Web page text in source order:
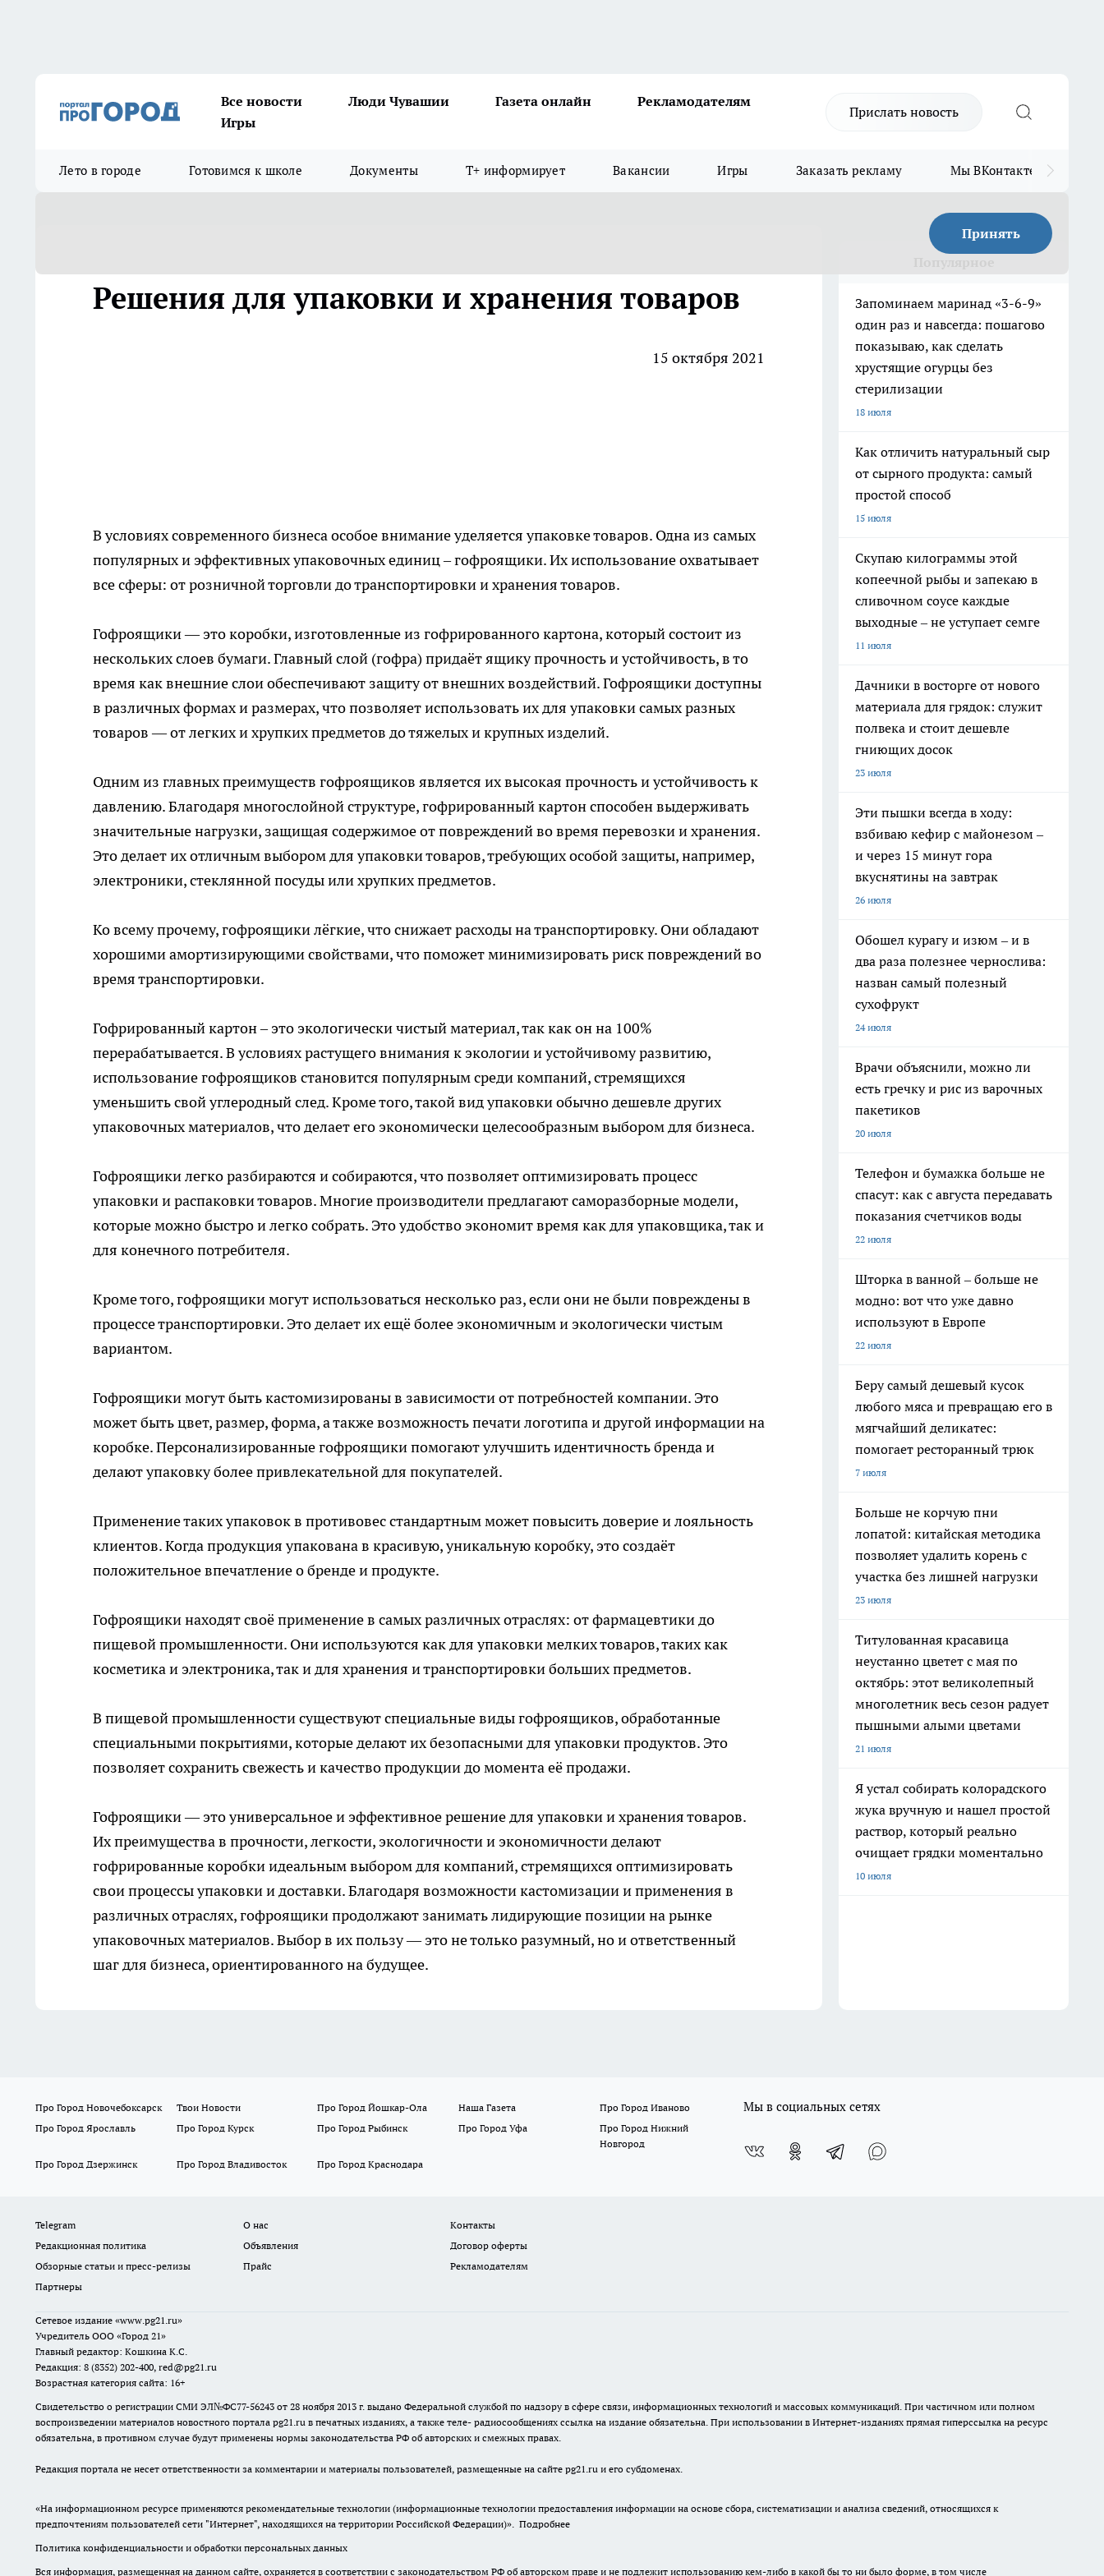
Все новости Люди Чувашии Газета онлайн
Рекламодателям
Игры
Прислать новость
Лето в городе Готовимся к школе Документы Т+ информирует Вакансии Игры Заказать рекламу Мы ВКонтакте
Принять
Решения для упаковки и хранения товаров
15 октября 2021
В условиях современного бизнеса особое внимание уделяется упаковке товаров. Одна из самых
популярных и эффективных упаковочных единиц – гофроящики. Их использование охватывает
все сферы: от розничной торговли до транспортировки и хранения товаров.
Гофроящики— это коробки, изготовленные из гофрированного картона, который состоит из
нескольких слоев бумаги. Главный слой (гофра) придаёт ящику прочность и устойчивость, в то
время как внешние слои обеспечивают защиту от внешних воздействий. Гофроящики доступны
в различных формах и размерах, что позволяет использовать их для упаковки самых разных
товаров — от легких и хрупких предметов до тяжелых и крупных изделий.
Одним из главных преимуществ гофроящиков является их высокая прочность и устойчивость к
давлению. Благодаря многослойной структуре, гофрированный картон способен выдерживать
значительные нагрузки, защищая содержимое от повреждений во время перевозки и хранения.
Это делает их отличным выбором для упаковки товаров, требующих особой защиты, например,
электроники, стеклянной посуды или хрупких предметов.
Ко всему прочему, гофроящики лёгкие, что снижает расходы на транспортировку. Они обладают
хорошими амортизирующими свойствами, что поможет минимизировать риск повреждений во
время транспортировки.
Гофрированный картон – это экологически чистый материал, так как он на 100%
перерабатывается. В условиях растущего внимания к экологии и устойчивому развитию,
использование гофроящиков становится популярным среди компаний, стремящихся
уменьшить свой углеродный след. Кроме того, такой вид упаковки обычно дешевле других
упаковочных материалов, что делает его экономически целесообразным выбором для бизнеса.
Гофроящики легко разбираются и собираются, что позволяет оптимизировать процесс
упаковки и распаковки товаров. Многие производители предлагают саморазборные модели,
которые можно быстро и легко собрать. Это удобство экономит время как для упаковщика, так и
для конечного потребителя.
Кроме того, гофроящики могут использоваться несколько раз, если они не были повреждены в
процессе транспортировки. Это делает их ещё более экономичным и экологически чистым
вариантом.
Гофроящики могут быть кастомизированы в зависимости от потребностей компании. Это
может быть цвет, размер, форма, а также возможность печати логотипа и другой информации на
коробке. Персонализированные гофроящики помогают улучшить идентичность бренда и
делают упаковку более привлекательной для покупателей.
Применение таких упаковок в противовес стандартным может повысить доверие и лояльность
клиентов. Когда продукция упакована в красивую, уникальную коробку, это создаёт
положительное впечатление о бренде и продукте.
Гофроящики находят своё применение в самых различных отраслях: от фармацевтики до
пищевой промышленности. Они используются как для упаковки мелких товаров, таких как
косметика и электроника, так и для хранения и транспортировки больших предметов.
В пищевой промышленности существуют специальные виды гофроящиков, обработанные
специальными покрытиями, которые делают их безопасными для упаковки продуктов. Это
позволяет сохранить свежесть и качество продукции до момента её продажи.
Гофроящики — это универсальное и эффективное решение для упаковки и хранения товаров.
Их преимущества в прочности, легкости, экологичности и экономичности делают
гофрированные коробки идеальным выбором для компаний, стремящихся оптимизировать
свои процессы упаковки и доставки. Благодаря возможности кастомизации и применения в
различных отраслях, гофроящики продолжают занимать лидирующие позиции на рынке
упаковочных материалов. Выбор в их пользу — это не только разумный, но и ответственный
шаг для бизнеса, ориентированного на будущее.
Запоминаем маринад «3-6-9»
один раз и навсегда: пошагово
показываю, как сделать
хрустящие огурцы без
стерилизации
18 июля
Как отличить натуральный сыр
от сырного продукта: самый
простой способ
15 июля
Скупаю килограммы этой
копеечной рыбы и запекаю в
сливочном соусе каждые
выходные – не уступает семге
11 июля
Дачники в восторге от нового
материала для грядок: служит
полвека и стоит дешевле
гниющих досок
23 июля
Эти пышки всегда в ходу:
взбиваю кефир с майонезом –
и через 15 минут гора
вкуснятины на завтрак
26 июля
Обошел курагу и изюм – и в
два раза полезнее чернослива:
назван самый полезный
сухофрукт
24 июля
Врачи объяснили, можно ли
есть гречку и рис из варочных
пакетиков
20 июля
Телефон и бумажка больше не
спасут: как с августа передавать
показания счетчиков воды
22 июля
Шторка в ванной – больше не
модно: вот что уже давно
используют в Европе
22 июля
Беру самый дешевый кусок
любого мяса и превращаю его в
мягчайший деликатес:
помогает ресторанный трюк
7 июля
Больше не корчую пни
лопатой: китайская методика
позволяет удалить корень с
участка без лишней нагрузки
23 июля
Титулованная красавица
неустанно цветет с мая по
октябрь: этот великолепный
многолетник весь сезон радует
пышными алыми цветами
21 июля
Я устал собирать колорадского
жука вручную и нашел простой
раствор, который реально
очищает грядки моментально
10 июля
Про Город Новочебоксарск Твои Новости Про Город Йошкар-Ола Наша Газета
Про Город Иваново
Про Город Ярославль
Про Город Курск Про Город Рыбинск Про Город Уфа
Про Город Нижний
Новгород
Про Город Дзержинск
Про Город Владивосток Про Город Краснодара
Мы в социальных сетях
Telegram О нас
Контакты
Редакционная политика
Объявления
Договор оферты
Обзорные статьи и пресс-релизы
Прайс
Рекламодателям
Партнеры
Сетевое издание «www.pg21.ru»
Учредитель ООО «Город 21»
Главный редактор: Кошкина К.С.
Редакция: 8 (8352) 202-400, red@pg21.ru
Возрастная категория сайта: 16+
Свидетельство о регистрации СМИ ЭЛ№ФС77-56243 от 28 ноября 2013 г. выдано Федеральной службой по надзору в сфере связи, информационных технологий и массовых коммуникаций. При частичном или полном
воспроизведении материалов новостного портала pg21.ru в печатных изданиях, а также теле- радиосообщениях ссылка на издание обязательна. При использовании в Интернет-изданиях прямая гиперссылка на ресурс
обязательна, в противном случае будут применены нормы законодательства РФ об авторских и смежных правах.
Редакция портала не несет ответственности за комментарии и материалы пользователей, размещенные на сайте pg21.ru и его субдоменах.
«На информационном ресурсе применяются рекомендательные технологии (информационные технологии предоставления информации на основе сбора, систематизации и анализа сведений, относящихся к
предпочтениям пользователей сети "Интернет", находящихся на территории Российской Федерации)». Подробнее
Политика конфиденциальности и обработки персональных данных
Вся информация, размещенная на данном сайте, охраняется в соответствии с законодательством РФ об авторском праве и не подлежит использованию кем-либо в какой бы то ни было форме, в том числе